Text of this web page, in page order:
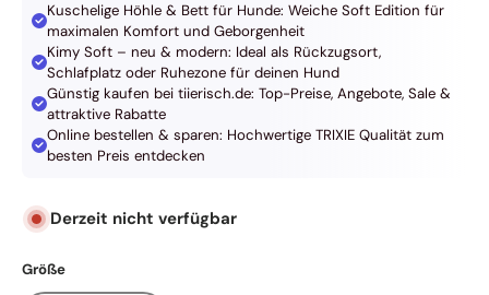
Kuschelige Höhle & Bett für Hunde: Weiche Soft Edition für
maximalen Komfort und Geborgenheit
Kimy Soft – neu & modern: Ideal als Rückzugsort,
Schlafplatz oder Ruhezone für deinen Hund
Günstig kaufen bei tiierisch.de: Top-Preise, Angebote, Sale &
attraktive Rabatte
Online bestellen & sparen: Hochwertige TRIXIE Qualität zum
besten Preis entdecken
Derzeit nicht verfügbar
Größe